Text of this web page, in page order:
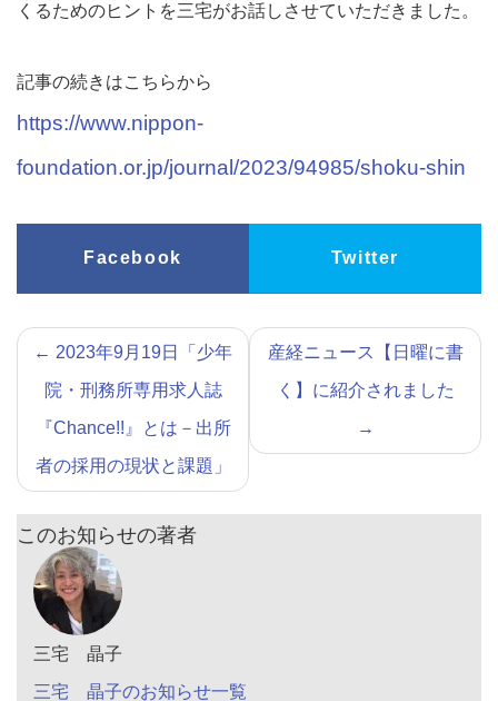
くるためのヒントを三宅がお話しさせていただきました。
記事の続きはこちらから
https://www.nippon-
foundation.or.jp/journal/2023/94985/shoku-shin
Facebook Twitter
← 2023年9月19日「少年
院・刑務所専用求人誌
『Chance!!』とは－出所
者の採用の現状と課題」
産経ニュース【日曜に書
く】に紹介されました
→
このお知らせの著者
三宅 晶子
三宅 晶子のお知らせ一覧